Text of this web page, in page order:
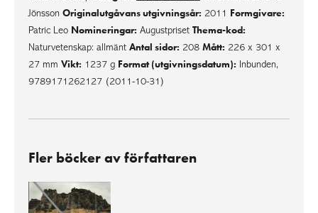
Jönsson Originalutgåvans utgivningsår: 2011 Formgivare:
Patric Leo Nomineringar: Augustpriset Thema-kod:
Naturvetenskap: allmänt Antal sidor: 208 Mått: 226 x 301 x
27 mm Vikt: 1237 g Format (utgivningsdatum): Inbunden,
9789171262127 (2011-10-31)
Fler böcker av författaren